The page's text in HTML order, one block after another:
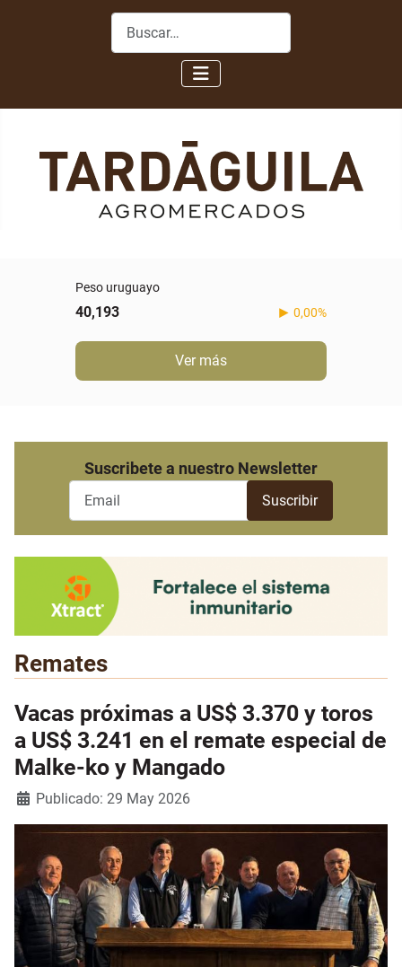
Buscar
Peso uruguayo
40,193 0,00%
Ver más
Suscribete a nuestro Newsletter
Remates
Vacas próximas a US$ 3.370 y toros
a US$ 3.241 en el remate especial de
Malke-ko y Mangado
Detalles
Publicado: 29 May 2026